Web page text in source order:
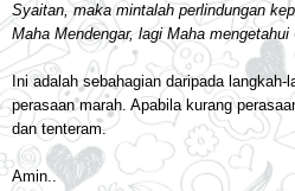
Syaitan, maka mintalah perlindungan
Maha Mendengar, lagi Maha mengetahui
Ini adalah sebahagian daripada
perasaan marah. Apabila kurang
dan tenteram.
Amin..